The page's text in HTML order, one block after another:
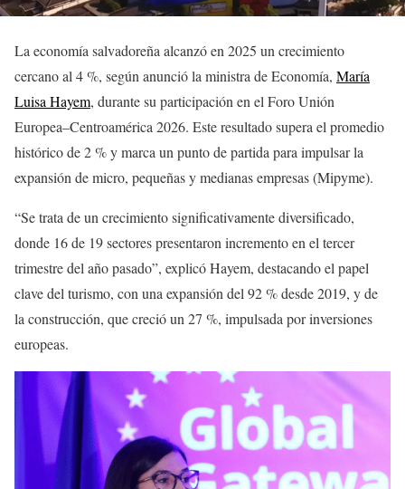
La economía salvadoreña alcanzó en 2025 un crecimiento
cercano al 4 %, según anunció la ministra de Economía, María
Luisa Hayem, durante su participación en el Foro Unión
Europea–Centroamérica 2026. Este resultado supera el promedio
histórico de 2 % y marca un punto de partida para impulsar la
expansión de micro, pequeñas y medianas empresas (Mipyme).
“Se trata de un crecimiento significativamente diversificado,
donde 16 de 19 sectores presentaron incremento en el tercer
trimestre del año pasado”, explicó Hayem, destacando el papel
clave del turismo, con una expansión del 92 % desde 2019, y de
la construcción, que creció un 27 %, impulsada por inversiones
europeas.